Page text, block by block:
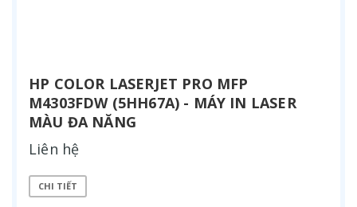
HP COLOR LASERJET PRO MFP
M4303FDW (5HH67A) - MÁY IN LASER
MÀU ĐA NĂNG
Liên hệ
CHI TIẾT